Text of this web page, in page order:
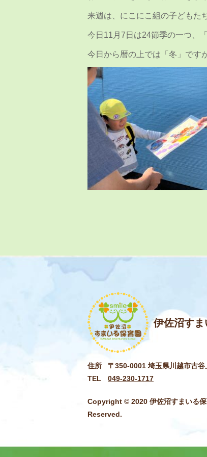
来週は、にこにこ組の子どもた
今日11月7日は24節季の一つ、
今日から暦の上では「冬」です
伊佐沼すま
住所
〒350-0001 埼玉県川越市古
TEL
049-230-1717
Copyright © 2020 伊佐沼すまいる
Reserved.